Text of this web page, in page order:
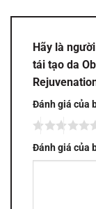
Hãy là
tái tạo da
Đánh giá của
Đánh giá của